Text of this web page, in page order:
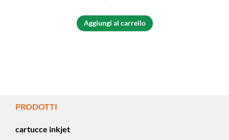
Aggiungi al carrello
PRODOTTI
cartucce inkjet